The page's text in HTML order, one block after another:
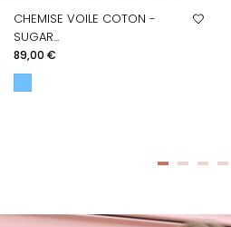
CHEMISE VOILE COTON -
SUGAR...
Prix
89,00 €